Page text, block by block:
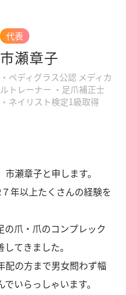
代表
市瀬章子
・ペディグラス公認 メディカ
ルトレーナー ・足爪補正士
・ネイリスト検定1級取得
瀬章子と申します。
年以上たくさんの経験を
の爪・爪のコンプレック
てきました。
配の方まで男女問わず幅
いらっしゃいます。